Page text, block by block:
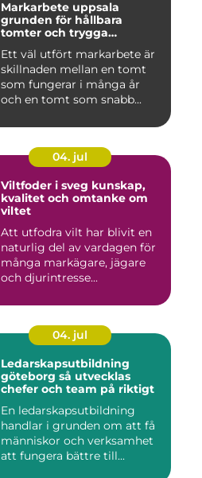
Markarbete uppsala
grunden för hållbara
tomter och trygga
Ett väl utfört markarbete är
skillnaden mellan en tomt
som fungerar i många år
och en tomt som snabb...
04. jul
Viltfoder i sveg kunskap,
kvalitet och omtanke om
viltet
Att utfodra vilt har blivit en
naturlig del av vardagen för
många markägare, jägare
och djurintresse...
04. jul
Ledarskapsutbildning
göteborg så utvecklas
chefer och team på riktigt
En ledarskapsutbildning
handlar i grunden om att få
människor och verksamhet
att fungera bättre till...